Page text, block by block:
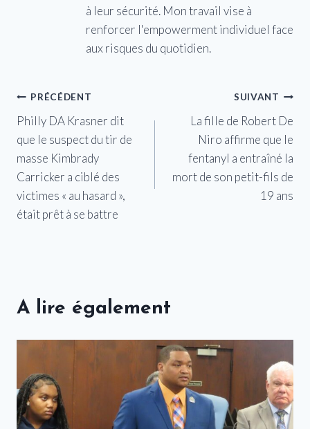
à leur sécurité. Mon travail vise à
renforcer l'empowerment individuel face
aux risques du quotidien.
Navigation
de
l’article
PRÉCÉDENT
Philly DA Krasner dit
que le suspect du tir de
masse Kimbrady
Carricker a ciblé des
victimes « au hasard »,
était prêt à se battre
SUIVANT
La fille de Robert De
Niro affirme que le
fentanyl a entraîné la
mort de son petit-fils de
19 ans
A lire également